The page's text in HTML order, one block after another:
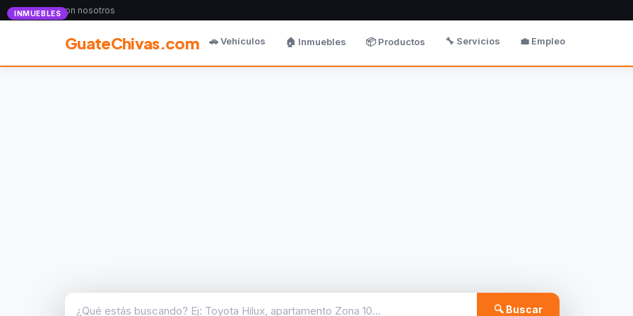
Anunciate con nosotros
GuateChivas.com 🚗 Vehículos 🏠 Inmuebles 📦 Productos 🔧 Servicios 💼 Empleo
🔍 Buscar
INMUEBLES